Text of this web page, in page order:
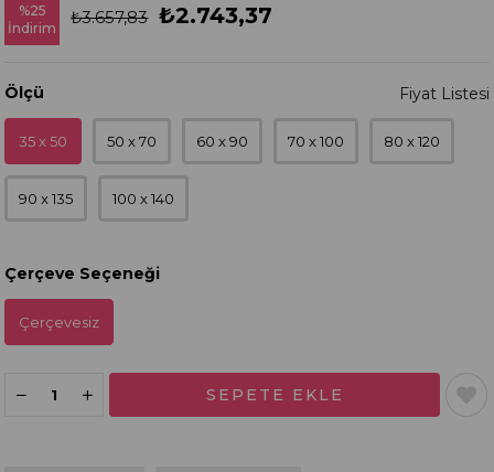
%25
İndirim
₺3.657,83 ₺2.743,37
Ölçü
35 x 50 50 x 70 60 x 90 70 x 100 80 x 120
90 x 135 100 x 140
Çerçeve Seçeneği
Çerçevesiz